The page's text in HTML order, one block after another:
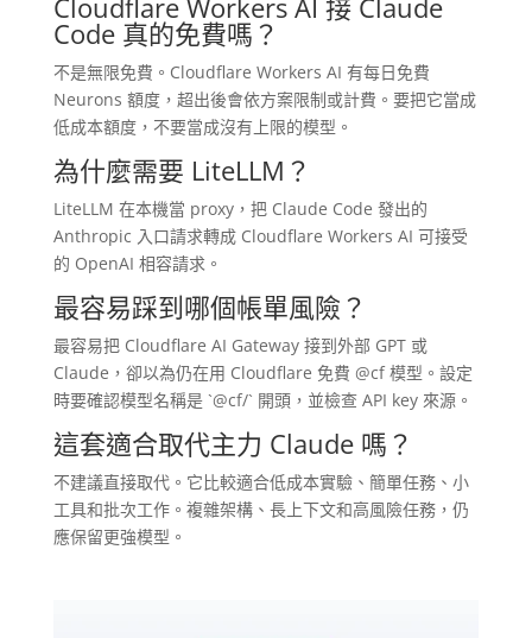
Cloudflare Workers AI 接 Claude
Code 真的免費嗎？
不是無限免費。Cloudflare Workers AI 有每日免費
Neurons 額度，超出後會依方案限制或計費。要把它當成
低成本額度，不要當成沒有上限的模型。
為什麼需要 LiteLLM？
LiteLLM 在本機當 proxy，把 Claude Code 發出的
Anthropic 入口請求轉成 Cloudflare Workers AI 可接受
的 OpenAI 相容請求。
最容易踩到哪個帳單風險？
最容易把 Cloudflare AI Gateway 接到外部 GPT 或
Claude，卻以為仍在用 Cloudflare 免費 @cf 模型。設定
時要確認模型名稱是 `@cf/` 開頭，並檢查 API key 來源。
這套適合取代主力 Claude 嗎？
不建議直接取代。它比較適合低成本實驗、簡單任務、小
工具和批次工作。複雜架構、長上下文和高風險任務，仍
應保留更強模型。